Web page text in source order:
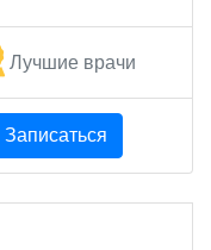
Лучшие врачи
Записаться